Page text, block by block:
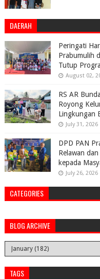
DAERAH
Peringati
Prabumulih
Tutup
August 02,
RS AR
Royong
Lingkungan
July 31, 2026
DPD PAN
Relawan
kepada
July 26, 2026
CATEGORIES
BLOG ARCHIVE
TAGS